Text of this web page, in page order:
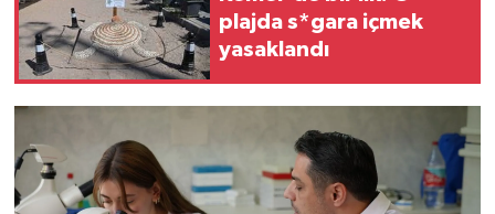
plajda s*gara içmek
yasaklandı